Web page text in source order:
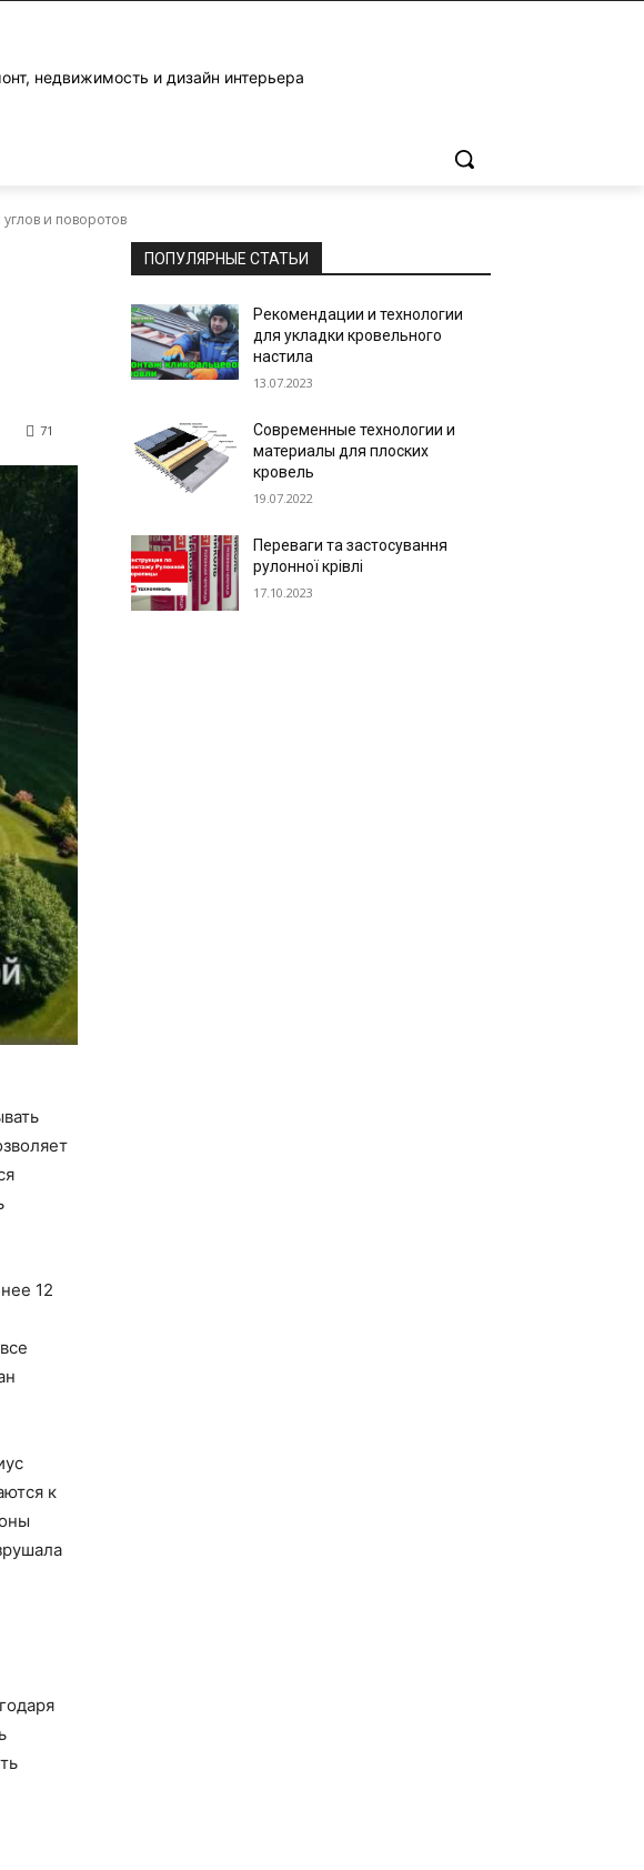
недвижимость и дизайн интерьера
и поворотов
71
12
к
ПОПУЛЯРНЫЕ СТАТЬИ
Рекомендации и технологии
для укладки кровельного
настила
13.07.2023
Современные технологии и
материалы для плоских
кровель
19.07.2022
Переваги та застосування
рулонної крівлі
17.10.2023